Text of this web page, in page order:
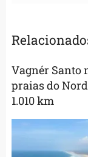
Vagnér Santo
praias do
1.010 km